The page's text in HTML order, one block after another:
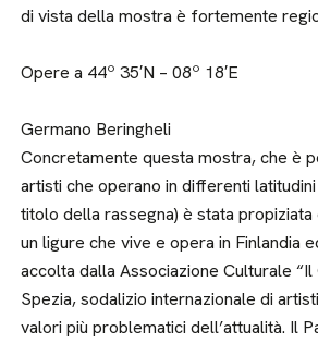
di vista della mostra è fortemente
Opere a 44º 35′N – 08º 18′E
Germano Beringheli
Concretamente questa mostra, che è
artisti che operano in differenti
titolo della rassegna) è stata
un ligure che vive e opera in Finlandia
accolta dalla Associazione Culturale “Il
Spezia, sodalizio internazionale di
valori più problematici dell’attualità. Il